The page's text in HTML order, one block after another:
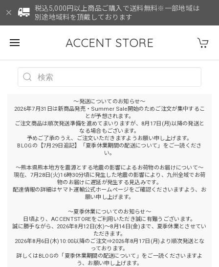
税込5,000円以上商品ご購入で送料無料※一部地域は
別途地域料を頂戴しております
ACCENT STORE
～発送についてのお知らせ～
2026年7月31日は新商品発売・Summer Sale開始のためご注文が集中するこ
とが予想されます。
ご注文商品は順次発送準備を進めてまいりますが、8月17日(月)以降の発送と
なる場合もございます。
予めご了承のうえ、ご注文いただきますようお願い申し上げます。
BLOGの【7月29日追記】「夏季休業期間の配送について」をご一読くださ
い。
～熊本県熊本地方を震源とする地震の影響によるお荷物のお届けについて～
現在、7月28日(火)16時30分頃に発生した地震の影響により、九州全域でお荷
物のお届けに遅延が発生する見込みです。
配達情報の詳細はヤマト運輸公式ホームページをご確認くださいますよう、お
願い申し上げます。
～夏季休業についてのお知らせ～
日頃より、ACCENTSTOREをご利用いただき誠に有難うございます。
誠に勝手ながら、2026年8月12日(水)～8月14日(金)まで、夏季休業とさせてい
ただきます。
2026年8月6日(木)10:00以降のご注文⇒2026年8月17日(月)より順次発送とな
っております。
詳しくはBLOGの「夏季休業期間の配送について」をご一読くださいますよ
う、お願い申し上げます。